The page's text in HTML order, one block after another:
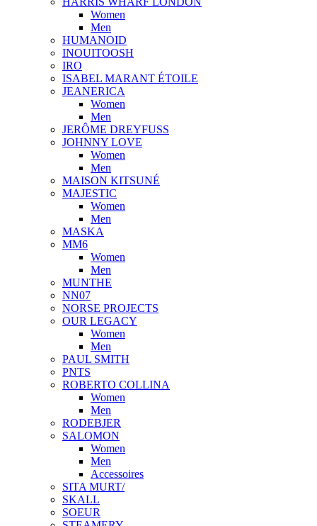
Women
Men
HUMANOID
INOUITOOSH
IRO
ISABEL MARANT ÉTOILE
JEANERICA
Women
Men
JERÔME DREYFUSS
JOHNNY LOVE
Women
Men
MAISON KITSUNÉ
MAJESTIC
Women
Men
MASKA
MM6
Women
Men
MUNTHE
NN07
NORSE PROJECTS
OUR LEGACY
Women
Men
PAUL SMITH
PNTS
ROBERTO COLLINA
Women
Men
RODEBJER
SALOMON
Women
Men
Accessoires
SITA MURT/
SKALL
SOEUR